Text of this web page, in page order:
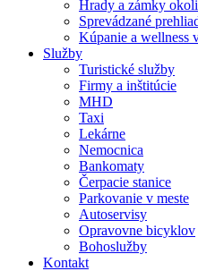
Hrady a zámky
Sprevádzané
Kúpanie a wellness
Služby
Turistické služby
Firmy a inštitúcie
MHD
Taxi
Lekárne
Nemocnica
Bankomaty
Čerpacie stanice
Parkovanie v meste
Autoservisy
Opravovne bicyklov
Bohoslužby
Kontakt